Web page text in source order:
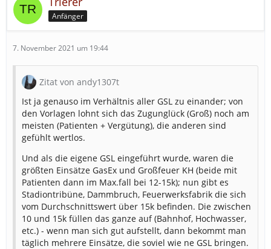
Anfänger
7. November 2021 um 19:44
Zitat von andy1307t
Ist ja genauso im Verhältnis aller GSL zu einander; von
den Vorlagen lohnt sich das Zugunglück (Groß) noch am
meisten (Patienten + Vergütung), die anderen sind
gefühlt wertlos.
Und als die eigene GSL eingeführt wurde, waren die
größten Einsätze GasEx und Großfeuer KH (beide mit
Patienten dann im Max.fall bei 12-15k); nun gibt es
Stadiontribüne, Dammbruch, Feuerwerksfabrik die sich
vom Durchschnittswert über 15k befinden. Die zwischen
10 und 15k füllen das ganze auf (Bahnhof, Hochwasser,
etc.) - wenn man sich gut aufstellt, dann bekommt man
täglich mehrere Einsätze, die soviel wie ne GSL bringen.